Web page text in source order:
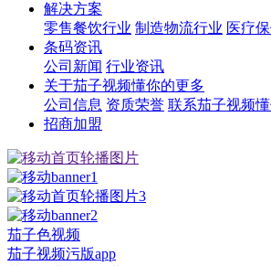
解决方案
零售餐饮行业 制造物流行业 医疗
条码资讯
公司新闻 行业资讯
关于茄子视频懂你的更多
公司信息 资质荣誉 联系茄子视频
招商加盟
茄子色视频
茄子视频污版app